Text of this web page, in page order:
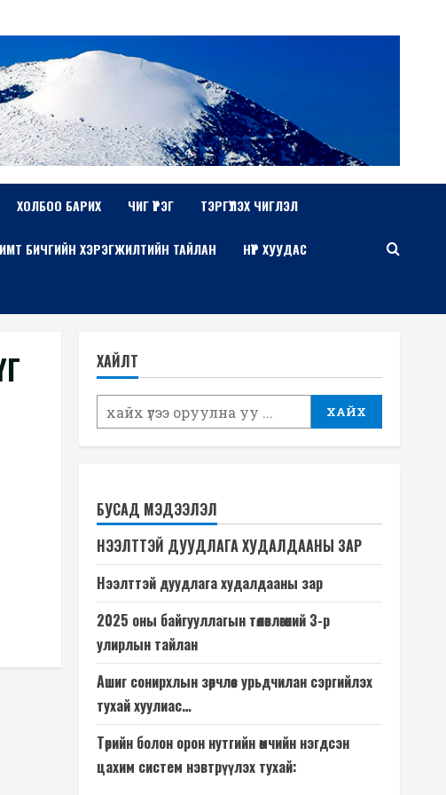
ХОЛБОО БАРИХ ЧИГ ҮҮРЭГ ТЭРГҮҮЛЭХ ЧИГЛЭЛ
БИЧГИЙН ХЭРЭГЖИЛТИЙН ТАЙЛАН НҮҮР ХУУДАС
ХАЙЛТ
ХАЙХ
БУСАД МЭДЭЭЛЭЛ
НЭЭЛТТЭЙ ДУУДЛАГА ХУДАЛДААНЫ ЗАР
Нээлттэй дуудлага худалдааны зар
2025 оны байгууллагын төлөвлөгөөний 3-р
улирлын тайлан
Ашиг сонирхлын зөрчлөөс урьдчилан сэргийлэх
тухай хуулиас…
Төрийн болон орон нутгийн өмчийн нэгдсэн
цахим систем нэвтрүүлэх тухай: